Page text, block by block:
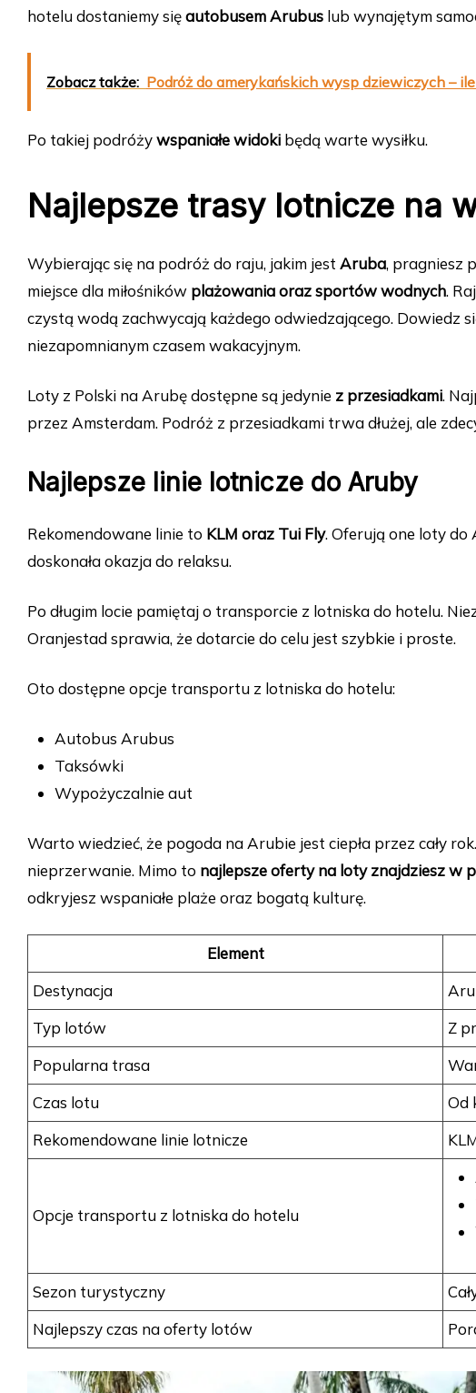
hotelu dostaniemy sięautobusem Arubus lub wynajętym
Zobacz także: Podróż do amerykańskich wysp dziewiczych –
Po takiej podróżywspaniałe widoki będą warte wysiłku.
Najlepsze trasy lotnicze na
Wybierając się na podróż do raju, jakim jest Aruba, pragniesz
miejsce dla miłośników plażowania oraz sportów wodnych.
czystą wodą zachwycają każdego odwiedzającego. Dowiedz
niezapomnianym czasem wakacyjnym.
Loty z Polski na Arubę dostępne są jedynie z przesiadkami.
przez Amsterdam. Podróż z przesiadkami trwa dłużej, ale
Najlepsze linie lotnicze do Aruby
Rekomendowane linie to KLM oraz Tui Fly. Oferują one loty
doskonała okazja do relaksu.
Po długim locie pamiętaj o transporcie z lotniska do hotelu.
Oranjestad sprawia, że dotarcie do celu jest szybkie i proste.
Oto dostępne opcje transportu z lotniska do hotelu:
Autobus Arubus
Taksówki
Wypożyczalnie aut
Warto wiedzieć, że pogoda na Arubie jest ciepła przez cały
nieprzerwanie. Mimo to najlepsze oferty na loty znajdziesz w
odkryjesz wspaniałe plaże oraz bogatą kulturę.
Element
Destynacja
Typ lotów
Z
Popularna trasa
Czas lotu
Od
Rekomendowane linie lotnicze
Opcje transportu z lotniska do hotelu
Sezon turystyczny
Najlepszy czas na oferty lotów